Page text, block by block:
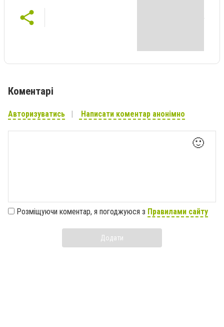
Коментарі
Авторизуватись Написати коментар анонімно
🙂
Розміщуючи коментар, я погоджуюся з Правилами сайту
Додати